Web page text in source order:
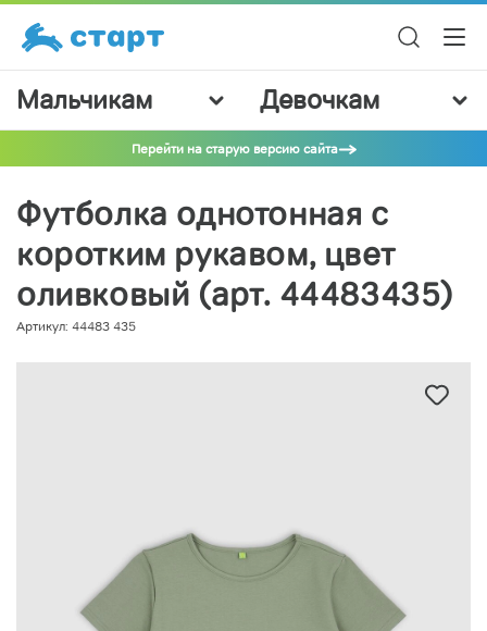
Мальчикам Девочкам
Перейти на старую версию сайта
Футболка однотонная с
коротким рукавом, цвет
оливковый (арт. 44483435)
Артикул: 44483 435